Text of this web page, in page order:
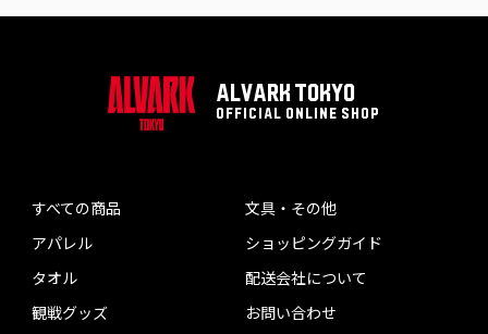
ALVARK TOKYO
OFFICIAL ONLINE SHOP
すべての商品
アパレル
タオル
観戦グッズ
文具・その他
ショッピングガイド
配送会社について
お問い合わせ